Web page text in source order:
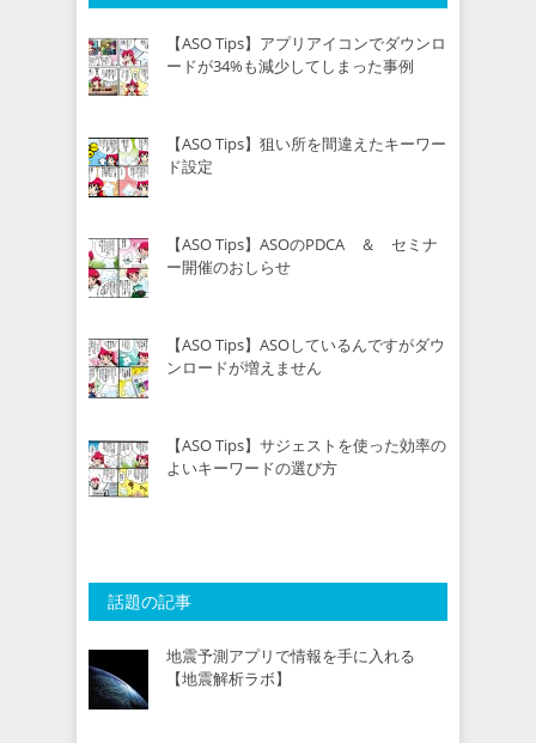
【ASO Tips】アプリアイコンでダウンロ
ードが34%も減少してしまった事例
【ASO Tips】狙い所を間違えたキーワー
ド設定
【ASO Tips】ASOのPDCA ＆ セミナ
ー開催のおしらせ
【ASO Tips】ASOしているんですがダウ
ンロードが増えません
【ASO Tips】サジェストを使った効率の
よいキーワードの選び方
話題の記事
地震予測アプリで情報を手に入れる
【地震解析ラボ】